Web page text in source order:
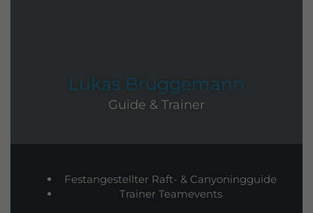
Lukas Brüggemann
Guide & Trainer
Festangestellter Raft- & Canyoningguide
Trainer Teamevents